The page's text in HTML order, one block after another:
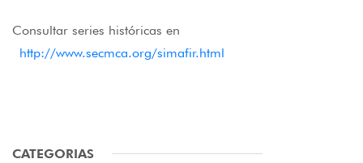
Consultar series históricas en
http://www.secmca.org/simafir.html
CATEGORIAS